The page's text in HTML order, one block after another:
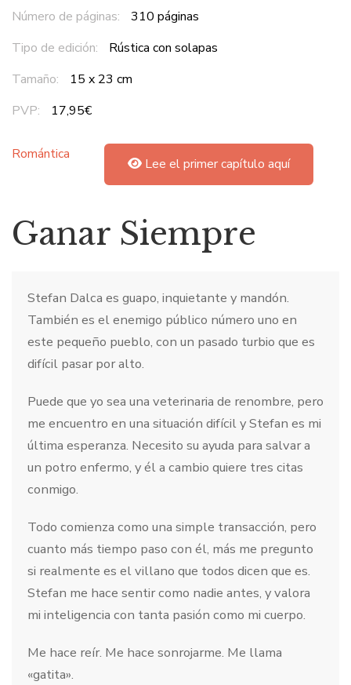
Número de páginas:
310 páginas
Tipo de edición:
Rústica con solapas
Tamaño:
15 x 23 cm
PVP:
17,95€
Romántica
Lee el primer capítulo aquí
Ganar Siempre
Stefan Dalca es guapo, inquietante y mandón.
También es el enemigo público número uno en
este pequeño pueblo, con un pasado turbio que es
difícil pasar por alto.
Puede que yo sea una veterinaria de renombre, pero
me encuentro en una situación difícil y Stefan es mi
última esperanza. Necesito su ayuda para salvar a
un potro enfermo, y él a cambio quiere tres citas
conmigo.
Todo comienza como una simple transacción, pero
cuanto más tiempo paso con él, más me pregunto
si realmente es el villano que todos dicen que es.
Stefan me hace sentir como nadie antes, y valora
mi inteligencia con tanta pasión como mi cuerpo.
Me hace reír. Me hace sonrojarme. Me llama
«gatita».